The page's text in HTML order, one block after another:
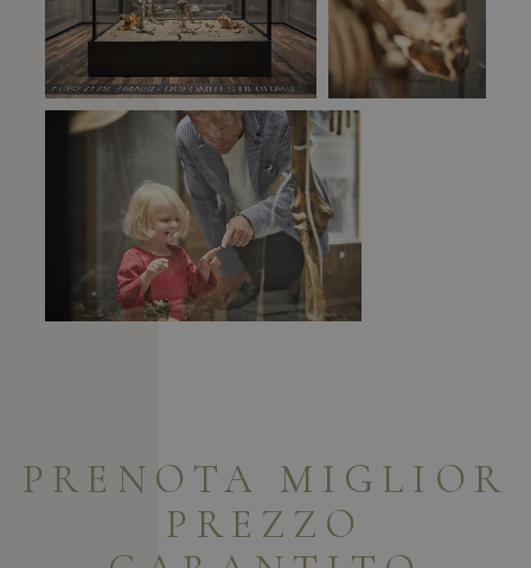
PRENOTA MIGLIOR
PREZZO